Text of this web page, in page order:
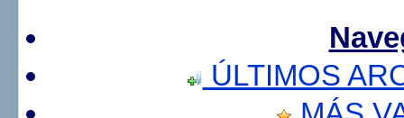
ÚLTIMOS